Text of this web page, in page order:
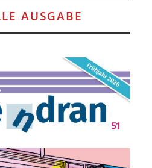
AUSGABE